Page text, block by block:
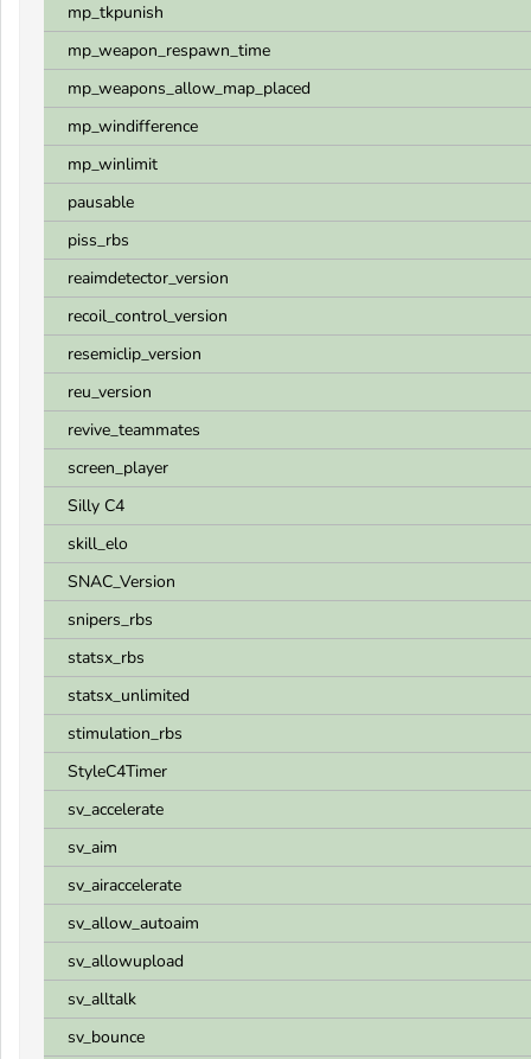
mp_tkpunish
mp_weapon_respawn_time
mp_weapons_allow_map_placed
mp_windifference
mp_winlimit
pausable
piss_rbs
reaimdetector_version
recoil_control_version
resemiclip_version
reu_version
revive_teammates
screen_player
Silly C4
skill_elo
SNAC_Version
snipers_rbs
statsx_rbs
statsx_unlimited
stimulation_rbs
StyleC4Timer
sv_accelerate
sv_aim
sv_airaccelerate
sv_allow_autoaim
sv_allowupload
sv_alltalk
sv_bounce